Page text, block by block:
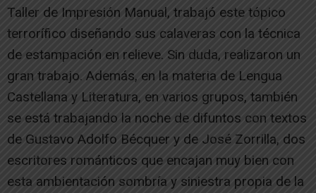
Taller de Impresión Manual, trabajó este tópico
terrorífico diseñando sus calaveras con la técnica
de estampación en relieve. Sin duda, realizaron un
gran trabajo. Además, en la materia de Lengua
Castellana y Literatura, en varios grupos, también
se está trabajando la noche de difuntos con textos
de Gustavo Adolfo Bécquer y de José Zorrilla, dos
escritores románticos que encajan muy bien con
esta ambientación sombría y siniestra propia de la